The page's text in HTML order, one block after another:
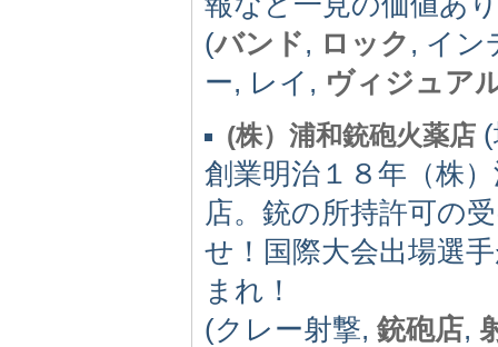
(バンド, ロック , イン
ー, レイ, ヴィジュア
(株）浦和銃砲火薬店
創業明治１８年（株
店。銃の所持許可の
せ！国際大会出場選
まれ！
(クレー射撃, 銃砲店,